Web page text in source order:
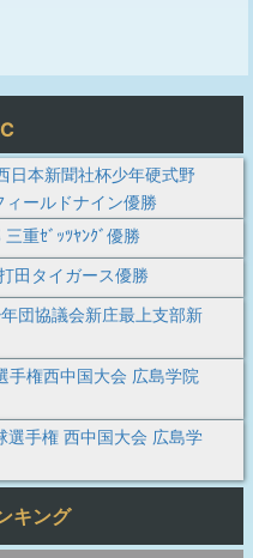
日本新聞社杯少年硬式野
ールドナイン優勝
重ｾﾞｯﾂﾔﾝｸﾞ優勝
田タイガース優勝
団協議会新庄最上支部新
手権西中国大会 広島学院
選手権 西中国大会 広島学
キング